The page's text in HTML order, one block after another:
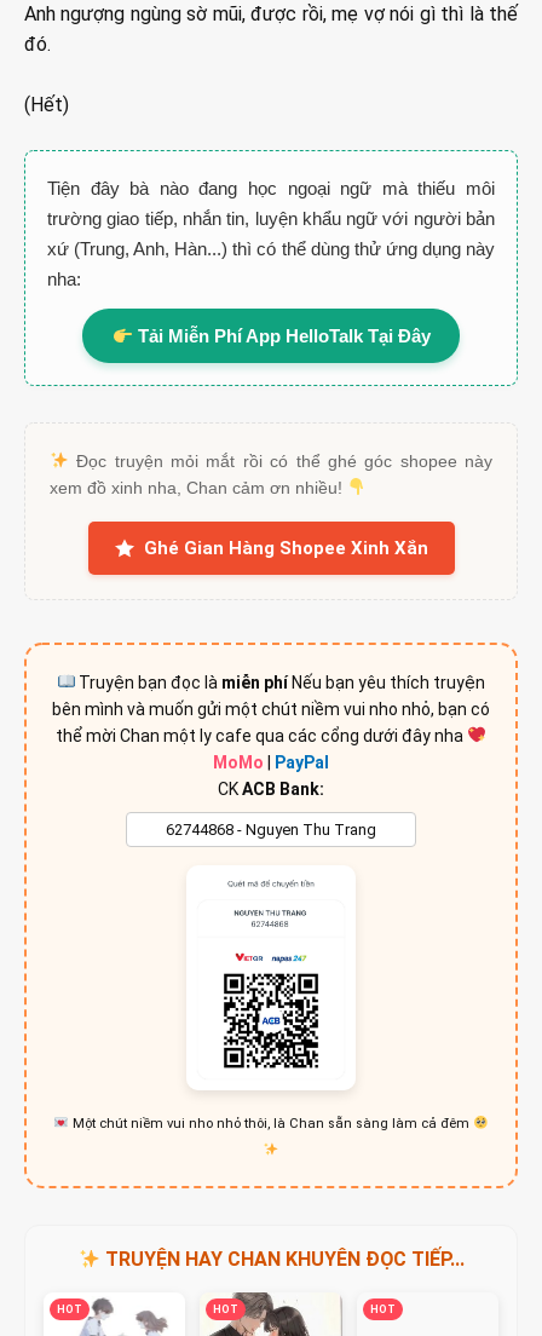
Anh ngượng ngùng sờ mũi, được rồi, mẹ vợ nói gì thì là thế
đó.
(Hết)
Tiện đây bà nào đang học ngoại ngữ mà thiếu môi
trường giao tiếp, nhắn tin, luyện khẩu ngữ với người bản
xứ (Trung, Anh, Hàn...) thì có thể dùng thử ứng dụng này
nha:
Tải Miễn Phí App HelloTalk Tại Đây
Đọc truyện mỏi mắt rồi có thể ghé góc shopee này
xem đồ xinh nha, Chan cảm ơn nhiều!
Ghé Gian Hàng Shopee Xinh Xắn
Truyện bạn đọc là miễn phíNếu bạn yêu thích truyện
bên mình và muốn gửi một chút niềm vui nho nhỏ, bạn có
thể mời Chan một ly cafe qua các cổng dưới đây nha
MoMo
PayPal
CKACB Bank:
Một chút niềm vui nho nhỏ thôi, là Chan sẵn sàng làm cả đêm
TRUYỆN HAY CHAN KHUYÊN ĐỌC TIẾP...
HOT HOT HOT